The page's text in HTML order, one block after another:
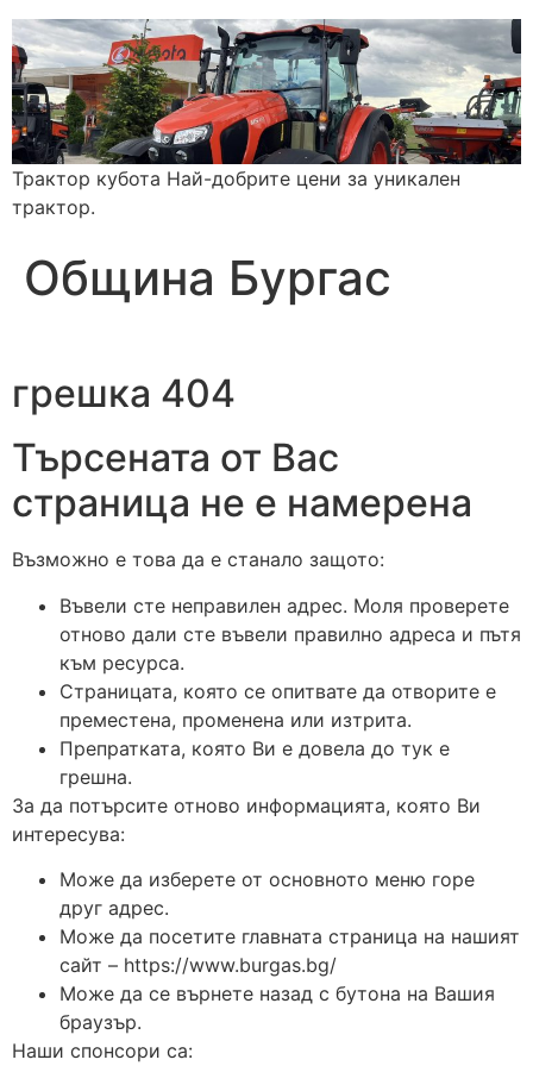
Трактор кубота Най-добрите цени за уникален
трактор.
Община Бургас
грешка 404
Търсената от Вас
страница не е намерена
Възможно е това да е станало защото:
Въвели сте неправилен адрес. Моля проверете
отново дали сте въвели правилно адреса и пътя
към ресурса.
Страницата, която се опитвате да отворите е
преместена, променена или изтрита.
Препратката, която Ви е довела до тук е
грешна.
За да потърсите отново информацията, която Ви
интересува:
Може да изберете от основното меню горе
друг адрес.
Може да посетите главната страница на нашият
сайт – https://www.burgas.bg/
Може да се върнете назад с бутона на Вашия
браузър.
Наши спонсори са: